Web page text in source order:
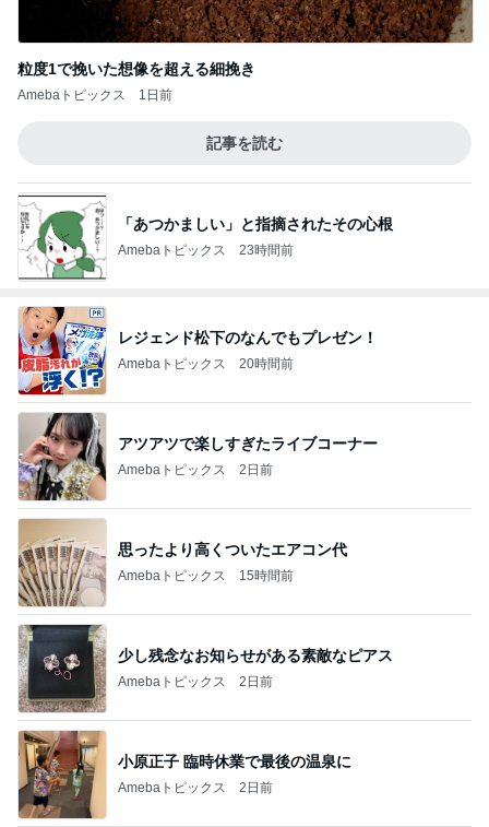
粒度1で挽いた想像を超える細挽き
Amebaトピックス 1日前
記事を読む
「あつかましい」と指摘されたその心根
Amebaトピックス 23時間前
レジェンド松下のなんでもプレゼン！
Amebaトピックス 20時間前
アツアツで楽しすぎたライブコーナー
Amebaトピックス 2日前
思ったより高くついたエアコン代
Amebaトピックス 15時間前
少し残念なお知らせがある素敵なピアス
Amebaトピックス 2日前
小原正子 臨時休業で最後の温泉に
Amebaトピックス 2日前